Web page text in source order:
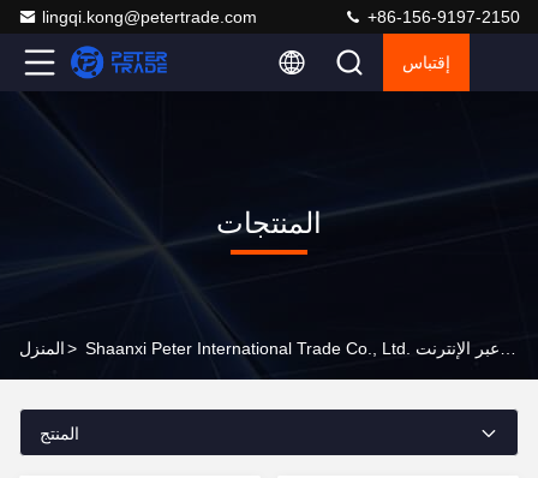
lingqi.kong@petertrade.com +86-156-9197-2150
إقتباس
المنتجات
المنزل>
المنتج